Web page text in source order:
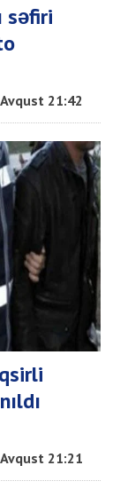
səfiri
21:42
21:21